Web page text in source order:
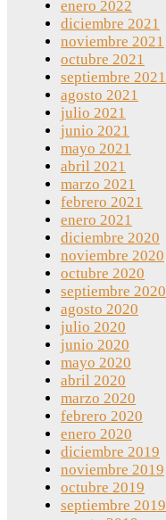
enero 2022
diciembre 2021
noviembre 2021
octubre 2021
septiembre 2021
agosto 2021
julio 2021
junio 2021
mayo 2021
abril 2021
marzo 2021
febrero 2021
enero 2021
diciembre 2020
noviembre 2020
octubre 2020
septiembre 2020
agosto 2020
julio 2020
junio 2020
mayo 2020
abril 2020
marzo 2020
febrero 2020
enero 2020
diciembre 2019
noviembre 2019
octubre 2019
septiembre 2019